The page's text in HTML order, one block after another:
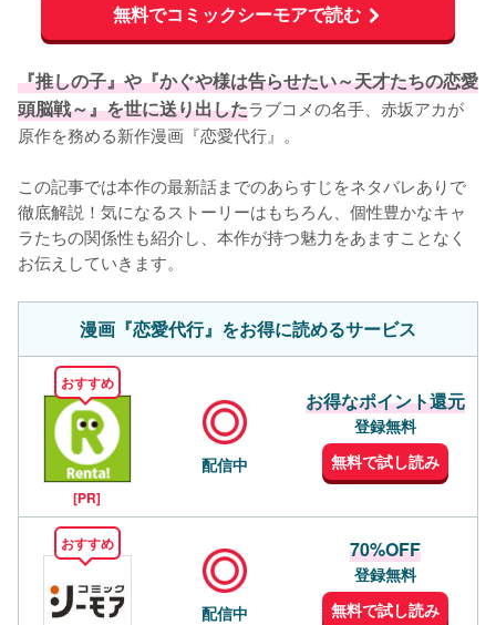
無料でコミックシーモアで読む
『推しの子』や『かぐや様は告らせたい～天才たちの恋愛
頭脳戦～』を世に送り出したラブコメの名手、赤坂アカが
原作を務める新作漫画『恋愛代行』。
この記事では本作の最新話までのあらすじをネタバレありで
徹底解説！気になるストーリーはもちろん、個性豊かなキャ
ラたちの関係性も紹介し、本作が持つ魅力をあますことなく
お伝えしていきます。
漫画『恋愛代行』をお得に読めるサービス
おすすめ
[PR]
配信中
お得なポイント還元
登録無料
無料で試し読み
おすすめ
配信中
70%OFF
登録無料
無料で試し読み